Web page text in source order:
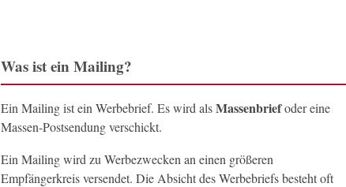
Was ist ein Mailing?
Ein Mailing ist ein Werbebrief. Es wird alsMassenbriefoder eine
Massen-Postsendung verschickt.
Ein Mailing wird zu Werbezwecken an einen größeren
Empfängerkreis versendet. Die Absicht des Werbebriefs besteht oft